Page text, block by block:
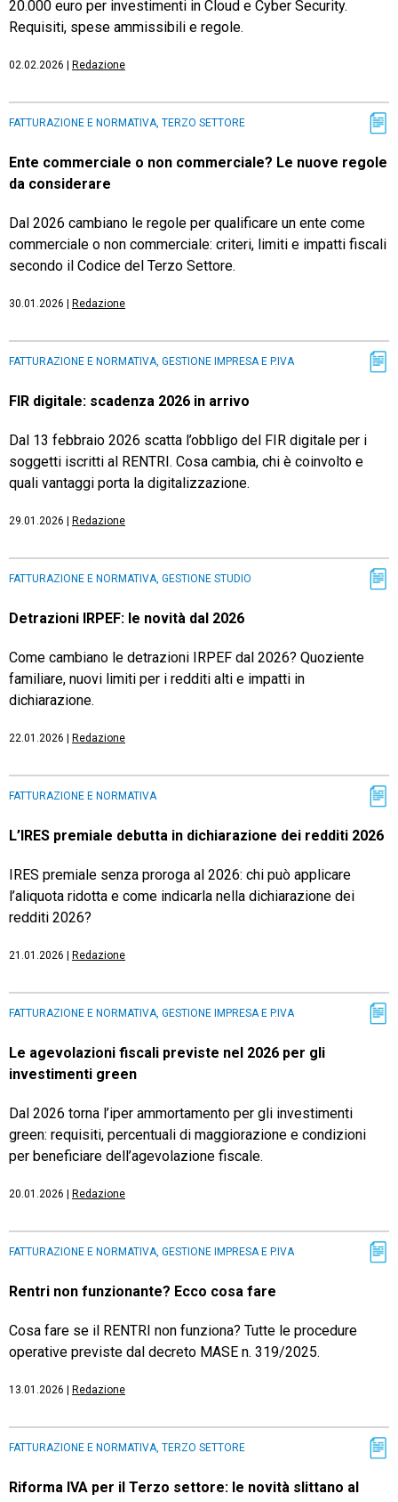
20.000 euro per investimenti in Cloud e Cyber Security.
Requisiti, spese ammissibili e regole.
02.02.2026 Redazione
FATTURAZIONE E NORMATIVA, TERZO SETTORE
Ente commerciale o non commerciale? Le nuove regole
da considerare
Dal 2026 cambiano le regole per qualificare un ente come
commerciale o non commerciale: criteri, limiti e impatti fiscali
secondo il Codice del Terzo Settore.
30.01.2026 Redazione
FATTURAZIONE E NORMATIVA, GESTIONE IMPRESA E P.IVA
FIR digitale: scadenza 2026 in arrivo
Dal 13 febbraio 2026 scatta l’obbligo del FIR digitale per i
soggetti iscritti al RENTRI. Cosa cambia, chi è coinvolto e
quali vantaggi porta la digitalizzazione.
29.01.2026 Redazione
FATTURAZIONE E NORMATIVA, GESTIONE STUDIO
Detrazioni IRPEF: le novità dal 2026
Come cambiano le detrazioni IRPEF dal 2026? Quoziente
familiare, nuovi limiti per i redditi alti e impatti in
dichiarazione.
22.01.2026 Redazione
FATTURAZIONE E NORMATIVA
L’IRES premiale debutta in dichiarazione dei redditi 2026
IRES premiale senza proroga al 2026: chi può applicare
l’aliquota ridotta e come indicarla nella dichiarazione dei
redditi 2026?
21.01.2026 Redazione
FATTURAZIONE E NORMATIVA, GESTIONE IMPRESA E P.IVA
Le agevolazioni fiscali previste nel 2026 per gli
investimenti green
Dal 2026 torna l’iper ammortamento per gli investimenti
green: requisiti, percentuali di maggiorazione e condizioni
per beneficiare dell’agevolazione fiscale.
20.01.2026 Redazione
FATTURAZIONE E NORMATIVA, GESTIONE IMPRESA E P.IVA
Rentri non funzionante? Ecco cosa fare
Cosa fare se il RENTRI non funziona? Tutte le procedure
operative previste dal decreto MASE n. 319/2025.
13.01.2026 Redazione
FATTURAZIONE E NORMATIVA, TERZO SETTORE
Riforma IVA per il Terzo settore: le novità slittano al